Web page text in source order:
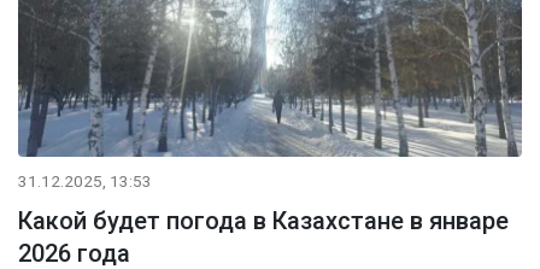
31.12.2025, 13:53
Какой будет погода в Казахстане в январе
2026 года